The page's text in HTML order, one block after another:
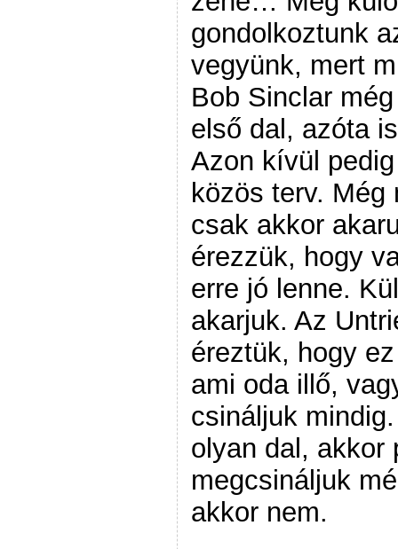
gondolkoztunk
vegyünk, mert
Bob Sinclar
első dal, azóta
Azon kívül
közös terv.
csak akkor
érezzük, hogy
erre jó lenne.
akarjuk. Az
éreztük, hogy
ami oda illő,
csináljuk
olyan dal, akkor
megcsináljuk
akkor nem.